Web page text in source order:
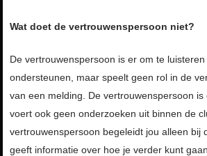
Wat doet de vertrouwenspersoon niet?
De vertrouwenspersoon is er om te
ondersteunen, maar speelt geen rol in de
van een melding. De vertrouwenspersoon
voert ook geen onderzoeken uit binnen de
vertrouwenspersoon begeleidt jou alleen bij
geeft informatie over hoe je verder kunt gaan.